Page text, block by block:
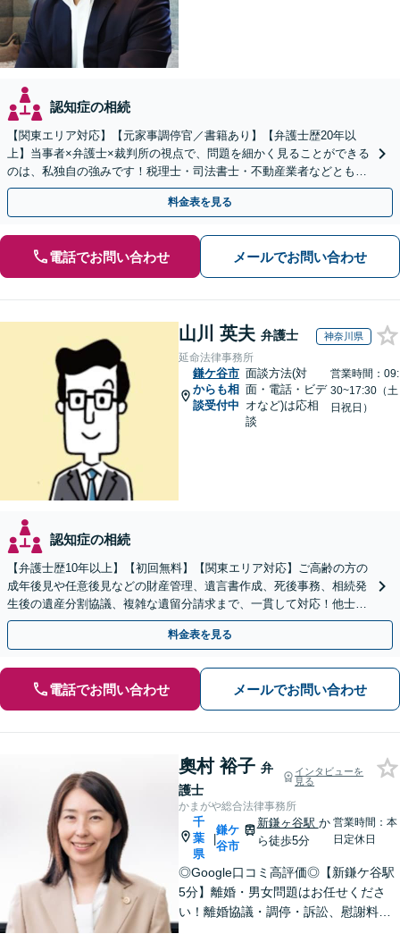
認知症の相続
【関東エリア対応】【元家事調停官／書籍あり】【弁護士歴20年以
上】当事者×弁護士×裁判所の視点で、問題を細かく見ることができる
のは、私独自の強みです！税理士・司法書士・不動産業者などとも連
携。地元密着で、親切＆丁寧にお悩みに寄り添います。
料金表を見る
電話でお問い合わせ メールでお問い合わせ
山川 英夫 弁護士 神奈川県
延命法律事務所
鎌ケ谷市
からも相
談受付中
面談方法(対
面・電話・ビデ
オなど)は応相
談
営業時間：09:
30~17:30（土
日祝日）
認知症の相続
【弁護士歴10年以上】【初回無料】【関東エリア対応】ご高齢の方の
成年後見や任意後見などの財産管理、遺言書作成、死後事務、相続発
生後の遺産分割協議、複雑な遺留分請求まで、一貫して対応！他士業
との連携力を活かした最適解の追求【WEB面談対応】
料金表を見る
電話でお問い合わせ メールでお問い合わせ
奧村 裕子 弁
護士
インタビューを
見る
かまがや総合法律事務所
千
葉
県
|
鎌ケ
谷市
新鎌ヶ谷駅 か
ら徒歩5分
営業時間：本
日定休日
◎Google口コミ高評価◎【新鎌ケ谷駅
5分】離婚・男女問題はお任せくださ
い！離婚協議・調停・訴訟、慰謝料、